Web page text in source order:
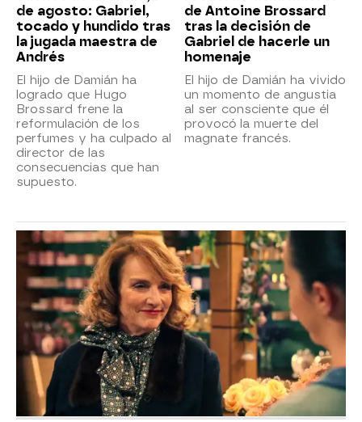
de agosto: Gabriel,
tocado y hundido tras
la jugada maestra de
Andrés
El hijo de Damián ha
logrado que Hugo
Brossard frene la
reformulación de los
perfumes y ha culpado al
director de las
consecuencias que han
supuesto.
de Antoine Brossard
tras la decisión de
Gabriel de hacerle un
homenaje
El hijo de Damián ha vivido
un momento de angustia
al ser consciente que él
provocó la muerte del
magnate francés.